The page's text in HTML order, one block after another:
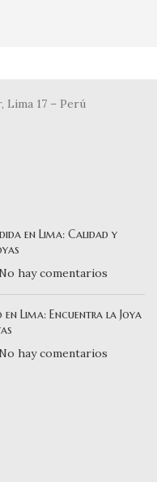
Lima 17 – Perú
en Lima: Calidad y
No hay comentarios
Lima: Encuentra la Joya
No hay comentarios